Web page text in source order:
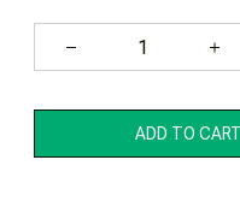
ADD TO CART